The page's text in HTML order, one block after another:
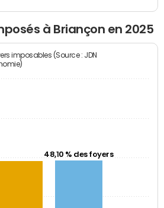
à Briançon en 2025
imposables (Source : JDN
48,10 % des foyers